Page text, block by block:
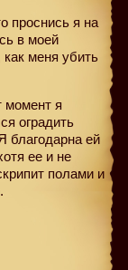
проснись я на
в моей
как меня убить
момент я
оградить
благодарна ей
ее и не
полами и